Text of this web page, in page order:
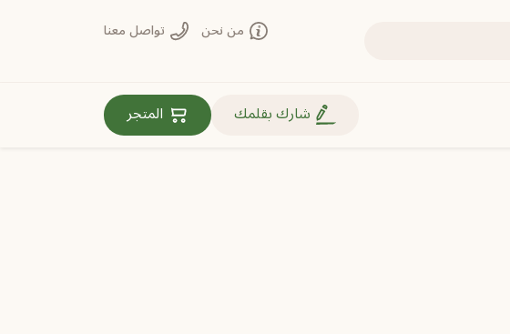
من نحن تواصل معنا
روابط مهمة
شارك بقلمك المتجر